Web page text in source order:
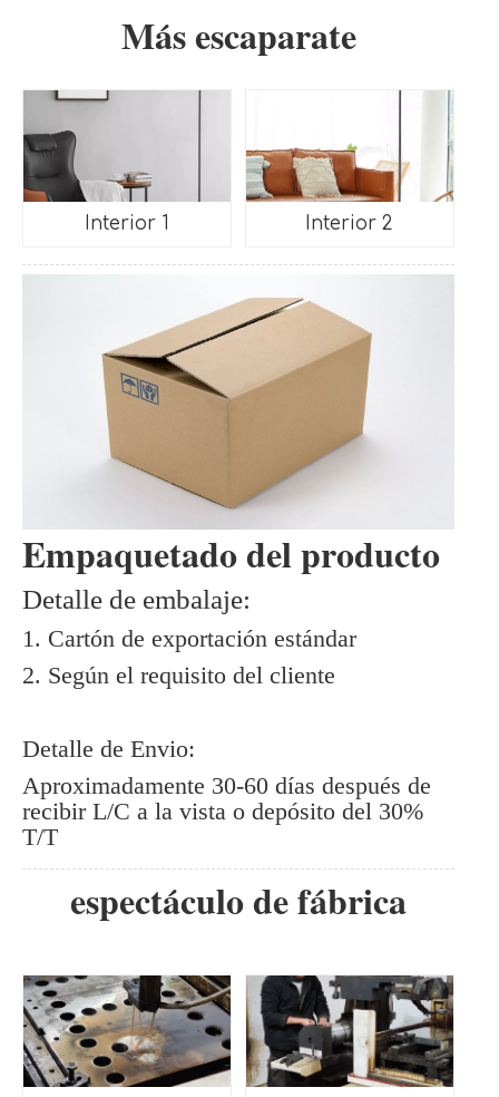
Más escaparate
Interior 1 Interior 2
Empaquetado del producto
Detalle de embalaje:
1. Cartón de exportación estándar
2. Según el requisito del cliente
Detalle de Envio:
Aproximadamente 30-60 días después de
recibir L/C a la vista o depósito del 30%
T/T
espectáculo de fábrica